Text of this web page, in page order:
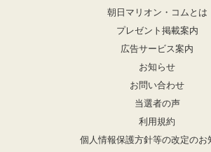
朝日マリオン・コムとは
プレゼント掲載案内
広告サービス案内
お知らせ
お問い合わせ
当選者の声
利用規約
個人情報保護方針等の改定のお